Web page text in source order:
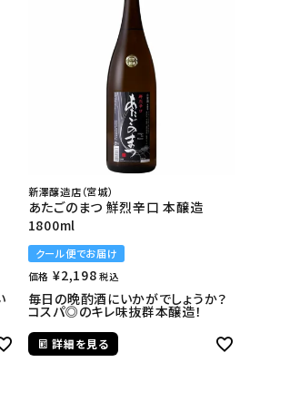
新澤醸造店（宮城）
あたごのまつ 鮮烈辛口 本醸造
1800ml
クール便でお届け
価格 ¥2,198 税込
毎日の晩酌酒にいかがでしょうか？
コスパ◎のキレ味抜群本醸造！
詳細を見る